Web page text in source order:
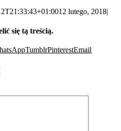
12 lutego, 2018|
się tą treścią.
TumblrPinterestEmail